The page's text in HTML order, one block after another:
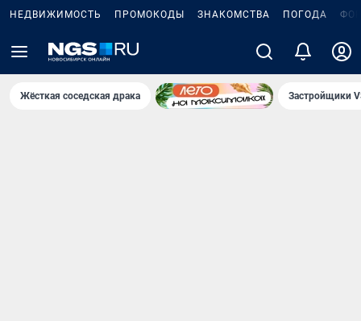
НЕДВИЖИМОСТЬ ПРОМОКОДЫ ЗНАКОМСТВА ПОГОДА
Жёсткая соседская драка Застройщики